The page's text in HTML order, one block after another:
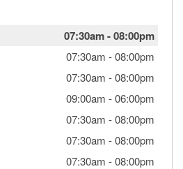
07:30am-08:00pm
07:30am -08:00pm
07:30am -08:00pm
09:00am -06:00pm
07:30am -08:00pm
07:30am -08:00pm
07:30am -08:00pm